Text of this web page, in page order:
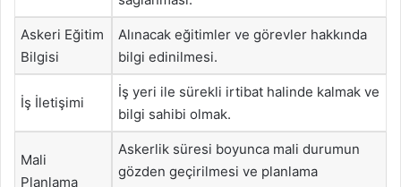
Askeri Eğitim
Bilgisi
Alınacak eğitimler ve görevler hakkında
bilgi edinilmesi.
İş İletişimi
İş yeri ile sürekli irtibat halinde kalmak ve
bilgi sahibi olmak.
Mali
Planlama
Askerlik süresi boyunca mali durumun
gözden geçirilmesi ve planlama